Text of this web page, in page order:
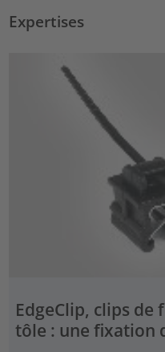
Expertises
EdgeClip, clips
tôle : une fixation